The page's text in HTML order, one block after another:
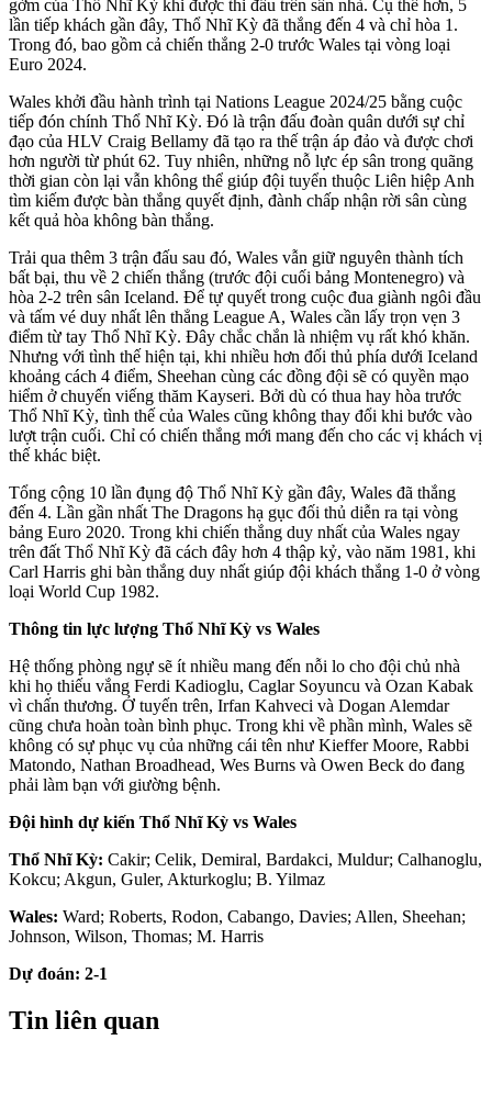
gờm của Thổ Nhĩ Kỳ khi được thi đấu trên sân nhà. Cụ thể hơn, 5
lần tiếp khách gần đây, Thổ Nhĩ Kỳ đã thắng đến 4 và chỉ hòa 1.
Trong đó, bao gồm cả chiến thắng 2-0 trước Wales tại vòng loại
Euro 2024.
Wales khởi đầu hành trình tại Nations League 2024/25 bằng cuộc
tiếp đón chính Thổ Nhĩ Kỳ. Đó là trận đấu đoàn quân dưới sự chỉ
đạo của HLV Craig Bellamy đã tạo ra thế trận áp đảo và được chơi
hơn người từ phút 62. Tuy nhiên, những nỗ lực ép sân trong quãng
thời gian còn lại vẫn không thể giúp đội tuyển thuộc Liên hiệp Anh
tìm kiếm được bàn thắng quyết định, đành chấp nhận rời sân cùng
kết quả hòa không bàn thắng.
Trải qua thêm 3 trận đấu sau đó, Wales vẫn giữ nguyên thành tích
bất bại, thu về 2 chiến thắng (trước đội cuối bảng Montenegro) và
hòa 2-2 trên sân Iceland. Để tự quyết trong cuộc đua giành ngôi đầu
và tấm vé duy nhất lên thẳng League A, Wales cần lấy trọn vẹn 3
điểm từ tay Thổ Nhĩ Kỳ. Đây chắc chắn là nhiệm vụ rất khó khăn.
Nhưng với tình thế hiện tại, khi nhiều hơn đối thủ phía dưới Iceland
khoảng cách 4 điểm, Sheehan cùng các đồng đội sẽ có quyền mạo
hiểm ở chuyến viếng thăm Kayseri. Bởi dù có thua hay hòa trước
Thổ Nhĩ Kỳ, tình thế của Wales cũng không thay đổi khi bước vào
lượt trận cuối. Chỉ có chiến thắng mới mang đến cho các vị khách vị
thế khác biệt.
Tổng cộng 10 lần đụng độ Thổ Nhĩ Kỳ gần đây, Wales đã thắng
đến 4. Lần gần nhất The Dragons hạ gục đối thủ diễn ra tại vòng
bảng Euro 2020. Trong khi chiến thắng duy nhất của Wales ngay
trên đất Thổ Nhĩ Kỳ đã cách đây hơn 4 thập kỷ, vào năm 1981, khi
Carl Harris ghi bàn thắng duy nhất giúp đội khách thắng 1-0 ở vòng
loại World Cup 1982.
Thông tin lực lượng Thổ Nhĩ Kỳ vs Wales
Hệ thống phòng ngự sẽ ít nhiều mang đến nỗi lo cho đội chủ nhà
khi họ thiếu vắng Ferdi Kadioglu, Caglar Soyuncu và Ozan Kabak
vì chấn thương. Ở tuyến trên, Irfan Kahveci và Dogan Alemdar
cũng chưa hoàn toàn bình phục. Trong khi về phần mình, Wales sẽ
không có sự phục vụ của những cái tên như Kieffer Moore, Rabbi
Matondo, Nathan Broadhead, Wes Burns và Owen Beck do đang
phải làm bạn với giường bệnh.
Đội hình dự kiến Thổ Nhĩ Kỳ vs Wales
Thổ Nhĩ Kỳ: Cakir; Celik, Demiral, Bardakci, Muldur; Calhanoglu,
Kokcu; Akgun, Guler, Akturkoglu; B. Yilmaz
Wales: Ward; Roberts, Rodon, Cabango, Davies; Allen, Sheehan;
Johnson, Wilson, Thomas; M. Harris
Dự đoán: 2-1
Tin liên quan